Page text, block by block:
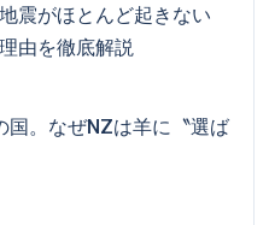
震がほとんど起きない
由を徹底解説
国。なぜNZは羊に〝選ば